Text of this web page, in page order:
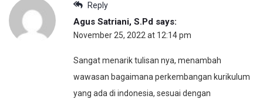
Reply
Agus Satriani, S.Pd says:
November 25, 2022 at 12:14 pm
Sangat menarik tulisan nya, menambah
wawasan bagaimana perkembangan kurikulum
yang ada di indonesia, sesuai dengan